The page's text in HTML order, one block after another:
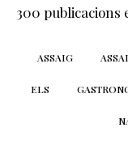
300 publicacions
ASSAIG
ELS